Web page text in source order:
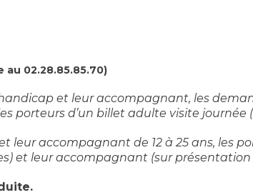
au 02.28.85.85.70)
et leur accompagnant, les
porteurs d’un billet adulte visite
leur accompagnant de 12 à 25 ans, les
et leur accompagnant (sur